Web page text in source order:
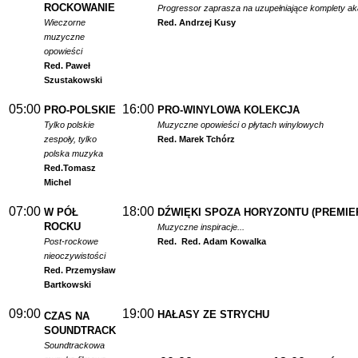
ROCKOWANIE
Wieczorne
muzyczne
opowieści
Red. Paweł
Szustakowski
Progressor zaprasza na uzupełniające komplety
Red. Andrzej Kusy
05:00 PRO-POLSKIE
Tylko polskie
zespoły, tylko
polska muzyka
Red.Tomasz
Michel
16:00 PRO-WINYLOWA KOLEKCJA
Muzyczne opowieści o płytach winylowych
Red. Marek Tchórz
07:00 W PÓŁ
ROCKU
Post-rockowe
nieoczywistości
Red. Przemysław
Bartkowski
18:00 DŹWIĘKI SPOZA HORYZONTU
Muzyczne inspiracje...
Red. Red. Adam Kowalka
09:00 CZAS NA
SOUNDTRACK
Soundtrackowa
19:00 HAŁASY ZE STRYCHU